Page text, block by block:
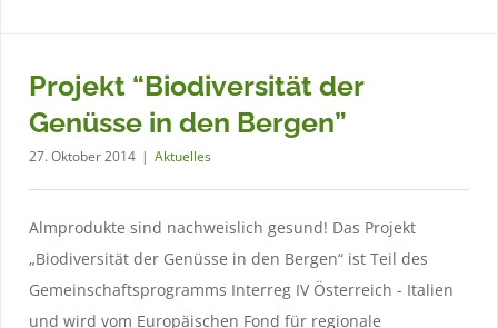
Projekt “Biodiversität der
Genüsse in den Bergen”
27. Oktober 2014 | Aktuelles
Almprodukte sind nachweislich gesund! Das Projekt
„Biodiversität der Genüsse in den Bergen“ ist Teil des
Gemeinschaftsprogramms Interreg IV Österreich - Italien
und wird vom Europäischen Fond für regionale